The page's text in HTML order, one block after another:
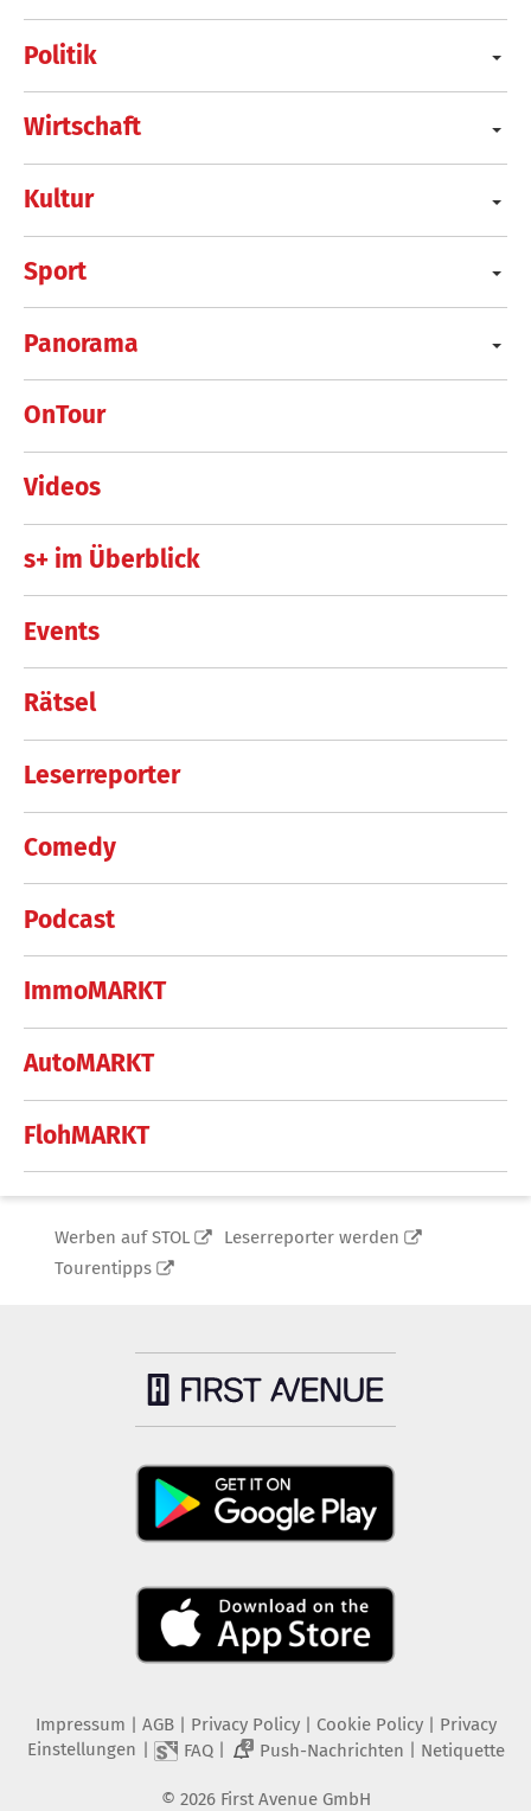
Politik
Wirtschaft
Kultur
Sport
Panorama
OnTour
Videos
s+ im Überblick
Events
Rätsel
Leserreporter
Comedy
Podcast
ImmoMARKT
AutoMARKT
FlohMARKT
Werben auf STOL
Leserreporter werden
Tourentipps
Impressum AGB Privacy Policy| Cookie Policy| Privacy
Einstellungen
FAQ| 2 Push-Nachrichten Netiquette
© 2026 First Avenue GmbH